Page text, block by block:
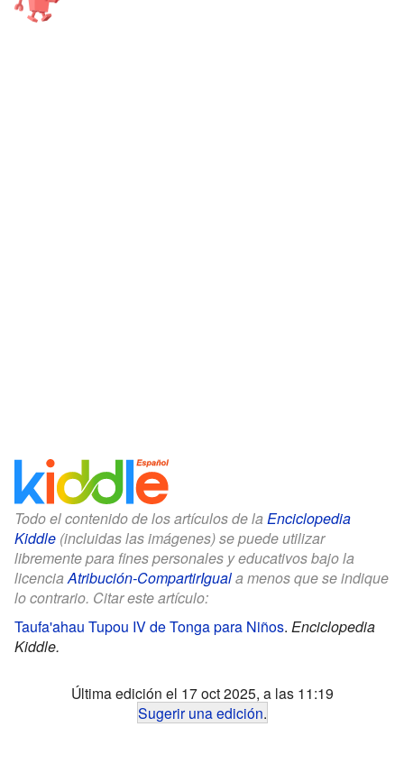
Todo el contenido de los artículos de la Enciclopedia
Kiddle (incluidas las imágenes) se puede utilizar
libremente para fines personales y educativos bajo la
licenciaAtribución-CompartirIguala menos que se indique
lo contrario. Citar este artículo:
Taufa'ahau Tupou IV de Tonga para Niños. Enciclopedia
Kiddle.
Última edición el 17 oct 2025, a las 11:19
Sugerir una edición.